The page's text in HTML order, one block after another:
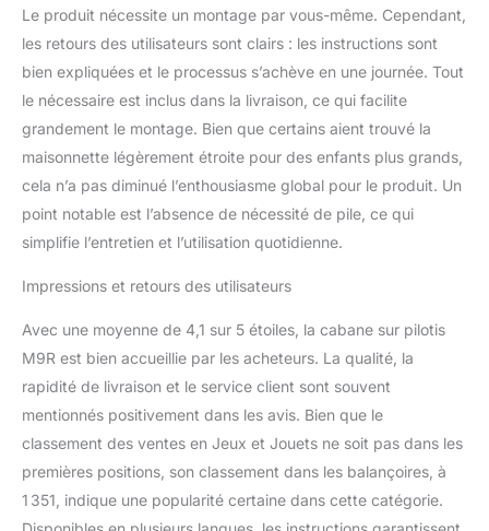
Le produit nécessite un montage par vous-même. Cependant,
les retours des utilisateurs sont clairs : les instructions sont
bien expliquées et le processus s’achève en une journée. Tout
le nécessaire est inclus dans la livraison, ce qui facilite
grandement le montage. Bien que certains aient trouvé la
maisonnette légèrement étroite pour des enfants plus grands,
cela n’a pas diminué l’enthousiasme global pour le produit. Un
point notable est l’absence de nécessité de pile, ce qui
simplifie l’entretien et l’utilisation quotidienne.
Impressions et retours des utilisateurs
Avec une moyenne de 4,1 sur 5 étoiles, la cabane sur pilotis
M9R est bien accueillie par les acheteurs. La qualité, la
rapidité de livraison et le service client sont souvent
mentionnés positivement dans les avis. Bien que le
classement des ventes en Jeux et Jouets ne soit pas dans les
premières positions, son classement dans les balançoires, à
1 351, indique une popularité certaine dans cette catégorie.